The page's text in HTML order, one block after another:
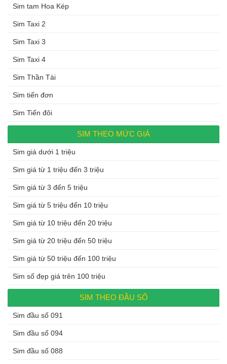
Sim tam Hoa Kép
Sim Taxi 2
Sim Taxi 3
Sim Taxi 4
Sim Thần Tài
Sim tiến đơn
Sim Tiến đôi
SIM THEO MỨC GIÁ
Sim giá dưới 1 triệu
Sim giá từ 1 triệu đến 3 triệu
Sim giá từ 3 đến 5 triệu
Sim giá từ 5 triệu đến 10 triệu
Sim giá từ 10 triệu đến 20 triệu
Sim giá từ 20 triệu đến 50 triệu
Sim giá từ 50 triệu đến 100 triệu
Sim số đẹp giá trên 100 triệu
SIM THEO ĐẦU SỐ
Sim đầu số 091
Sim đầu số 094
Sim đầu số 088